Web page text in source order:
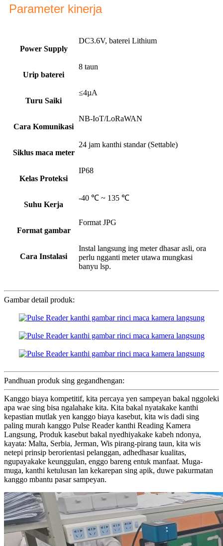
Parameter kinerja
Power Supply
DC3.6V, baterei Lithium
Urip baterei
8 taun
Turu Saiki
≤4µA
Cara Komunikasi
NB-IoT/LoRaWAN
Siklus maca meter
24 jam kanthi standar (Settable)
Kelas Proteksi
IP68
Suhu Kerja
-40 ℃ ~ 135 ℃
Format gambar
Format JPG
Cara Instalasi
Instal langsung ing meter dhasar asli, ora
perlu ngganti meter utawa mungkasi
banyu lsp.
Gambar detail produk:
Pandhuan produk sing gegandhengan:
Kanggo biaya kompetitif, kita percaya yen sampeyan bakal nggoleki
apa wae sing bisa ngalahake kita. Kita bakal nyatakake kanthi
kepastian mutlak yen kanggo biaya kasebut, kita wis dadi sing
paling murah kanggo Pulse Reader kanthi Reading Kamera
Langsung, Produk kasebut bakal nyedhiyakake kabeh ndonya,
kayata: Malta, Serbia, Jerman, Wis pirang-pirang taun, kita wis
netepi prinsip berorientasi pelanggan, adhedhasar kualitas,
ngupayakake keunggulan, enggo bareng entuk manfaat. Muga-
muga, kanthi ketulusan lan kekarepan sing apik, duwe pakurmatan
kanggo mbantu pasar sampeyan.